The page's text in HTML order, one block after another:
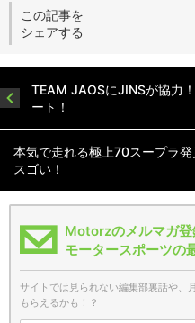
この記事を
シェアする
TEAM JAOSにJINSが協力
ート！
本気で走れる極上70スープラ
スゴい！
Motorzのメルマガ登
モータースポーツの
サイトでは見られない編集部裏話や、
もらえるかも！？